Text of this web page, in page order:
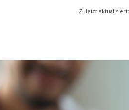
Zuletzt aktualisiert: